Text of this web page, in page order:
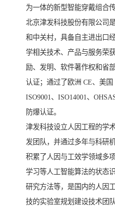
为一体的新型智能穿戴组合传
北京津发科技股份有限公司
和中关村，具备自主进出口
学相关技术、产品与服务荣
励、发明、软件著作权和省
认证；通过了欧洲 CE、美国
ISO9001、ISO14001、
防爆认证。
津发科技设立人因工程的学
发团队，并通过多年与科研
积累了人因与工效学领域多
学习等人工智能算法的状态
研究方法等，是国内的人因
技的实验室规划建设技术团